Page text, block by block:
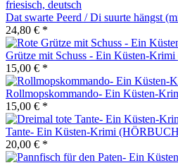
Dat swarte Peerd / Di suurte hängst
24,80 € *
Grütze mit Schuss - Ein Küsten-
15,00 € *
Rollmopskommando- Ein Küsten-
15,00 € *
Tante- Ein Küsten-Krimi
20,00 € *